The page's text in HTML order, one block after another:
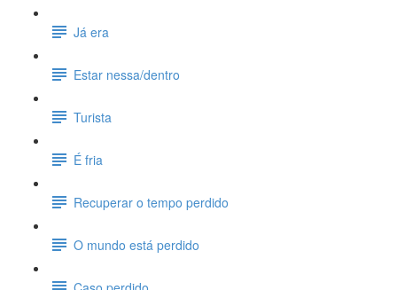
Já era
Estar nessa/dentro
Turista
É fria
Recuperar o tempo perdido
O mundo está perdido